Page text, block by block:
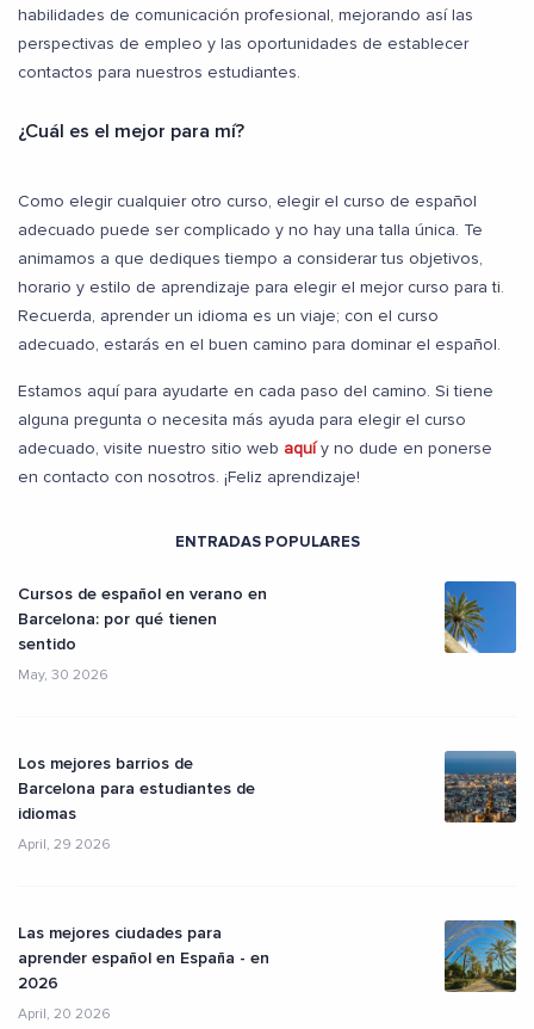
habilidades de comunicación profesional, mejorando así las
perspectivas de empleo y las oportunidades de establecer
contactos para nuestros estudiantes.
¿Cuál es el mejor para mí?
Como elegir cualquier otro curso, elegir el curso de español
adecuado puede ser complicado y no hay una talla única. Te
animamos a que dediques tiempo a considerar tus objetivos,
horario y estilo de aprendizaje para elegir el mejor curso para ti.
Recuerda, aprender un idioma es un viaje; con el curso
adecuado, estarás en el buen camino para dominar el español.
Estamos aquí para ayudarte en cada paso del camino. Si tiene
alguna pregunta o necesita más ayuda para elegir el curso
adecuado, visite nuestro sitio web aquíy no dude en ponerse
en contacto con nosotros. ¡Feliz aprendizaje!
ENTRADAS POPULARES
Cursos de español en verano en
Barcelona: por qué tienen
sentido
May, 30 2026
Los mejores barrios de
Barcelona para estudiantes de
idiomas
April, 29 2026
Las mejores ciudades para
aprender español en España - en
2026
April, 20 2026